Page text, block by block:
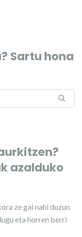
Sartu hona
azalduko
ze gai nahi duzun
eta horren berri